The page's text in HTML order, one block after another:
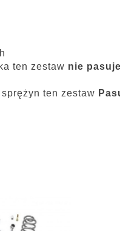
ten zestaw nie pasuje
ten zestaw